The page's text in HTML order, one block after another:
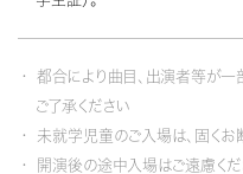
都合により曲目、出演者等が一
ご了承ください
未就学児童のご入場は、固くお
開演後の途中入場はご遠慮くだ